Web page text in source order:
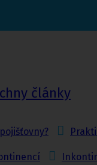
články